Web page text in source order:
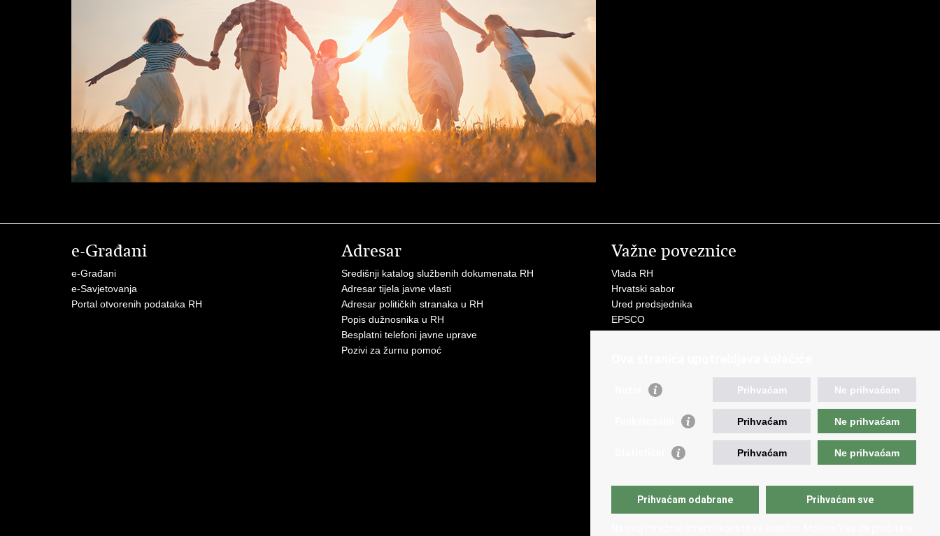
e-Građani
e-Građani
e-Savjetovanja
Portal otvorenih podataka RH
Adresar
Središnji katalog službenih dokumenata RH
Adresar tijela javne vlasti
Adresar političkih stranaka u RH
Popis dužnosnika u RH
Besplatni telefoni javne uprave
Pozivi za žurnu pomoć
Važne poveznice
Vlada RH
Hrvatski sabor
Ured predsjednika
EPSCO
Hrvatski zavod za socijalni rad
Obiteljski centar
FEAD
Socijalno partnerstvo
Prihvaćam Ne prihvaćam
Prihvaćam Ne prihvaćam
Prihvaćam Ne prihvaćam
Prihvaćam odabrane Prihvaćam sve